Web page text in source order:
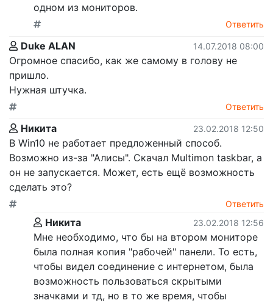
одном из мониторов.
Ответить
Duke ALAN 14.07.2018 08:00
Огромное спасибо, как же самому в голову не
пришло.
Нужная штучка.
Ответить
Никита 23.02.2018 12:50
В Win10 не работает предложенный способ.
Возможно из-за "Алисы". Скачал Multimon taskbar, а
он не запускается. Может, есть ещё возможность
сделать это?
Ответить
Никита 23.02.2018 12:56
Мне необходимо, что бы на втором мониторе
была полная копия "рабочей" панели. То есть,
чтобы видел соединение с интернетом, была
возможность пользоваться скрытыми
значками и тд, но в то же время, чтобы